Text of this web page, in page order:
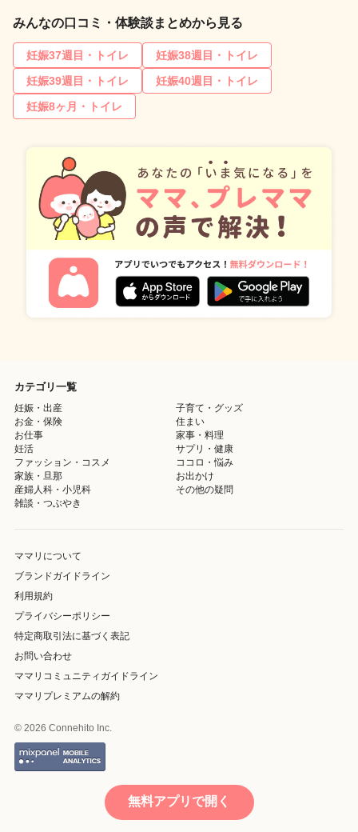
みんなの口コミ・体験談まとめから見る
妊娠37週目・トイレ
妊娠38週目・トイレ
妊娠39週目・トイレ
妊娠40週目・トイレ
妊娠8ヶ月・トイレ
カテゴリ一覧
妊娠・出産
子育て・グッズ
お金・保険
住まい
お仕事
家事・料理
妊活
サプリ・健康
ファッション・コスメ
ココロ・悩み
家族・旦那
お出かけ
産婦人科・小児科
その他の疑問
雑談・つぶやき
ママリについて
ブランドガイドライン
利用規約
プライバシーポリシー
特定商取引法に基づく表記
お問い合わせ
ママリコミュニティガイドライン
ママリプレミアムの解約
© 2026 Connehito Inc.
無料アプリで開く